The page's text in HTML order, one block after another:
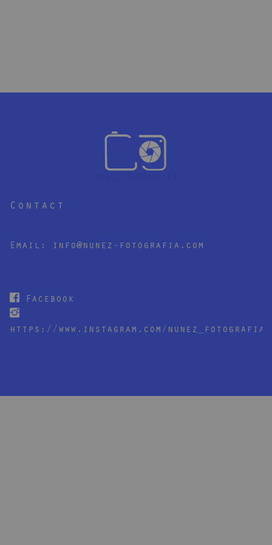
Contact
Email: info@nunez-fotografia.com
Facebook
https://www.instagram.com/nunez_fotografia/